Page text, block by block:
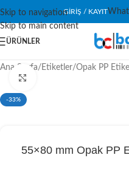
Skip to navigation
Skip to main content
GIRIŞ / KAYIT
ÜRÜNLER
Ana Sayfa/ Etiketler/Opak PP
-33%
55×80 mm Opak PP